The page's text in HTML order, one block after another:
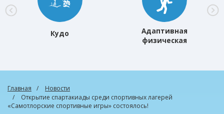
Кудо
Адаптивная
физическая
Главная
Новости
Открытие спартакиады среди спортивных лагерей
«Самотлорские спортивные игры» состоялось!